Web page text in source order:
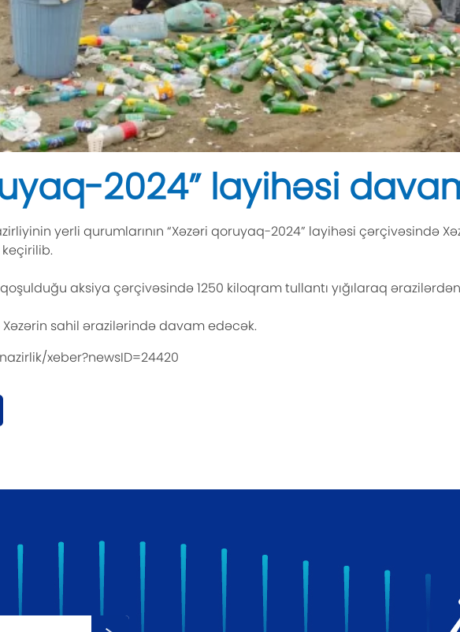
2024” layihəsi
yerli qurumlarının “Xəzəri qoruyaq-2024” layihəsi çərçivəsində
aksiya çərçivəsində 1250 kiloqram tullantı yığılaraq ərazilərdən
sahil ərazilərində davam edəcək.
xeber?newsID=24420